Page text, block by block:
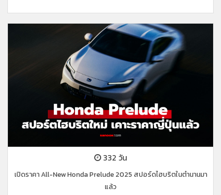
332 วัน
เปิดราคา All-New Honda Prelude 2025 สปอร์ดไฮบริตในตำนานมา
แล้ว